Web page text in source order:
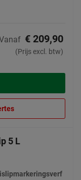
€ 209,90
(Prijs excl. btw)
5 L